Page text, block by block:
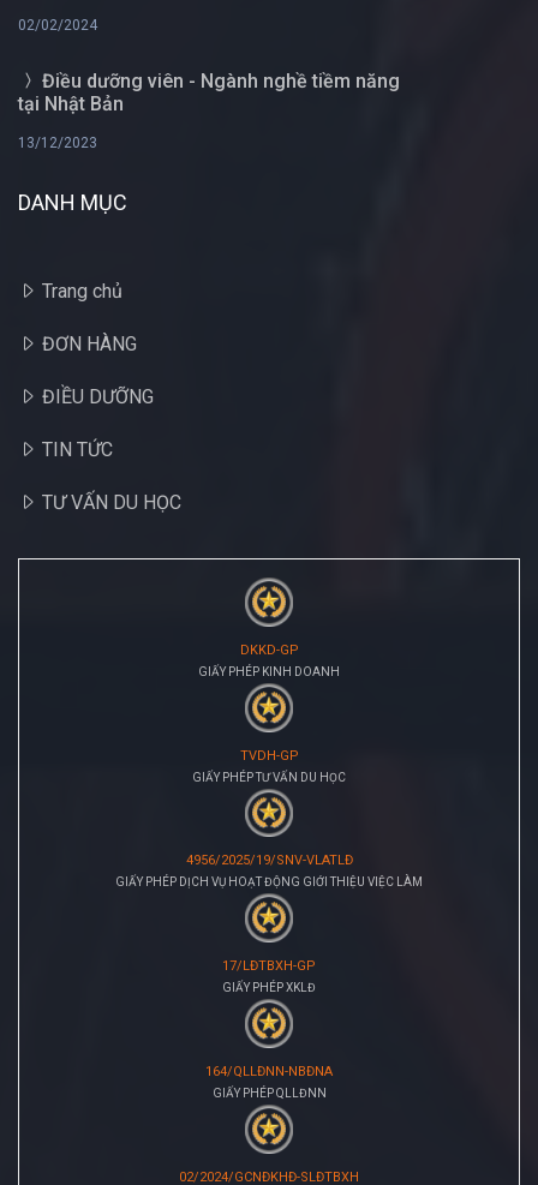
02/02/2024
Điều dưỡng viên - Ngành nghề tiềm năng
tại Nhật Bản
13/12/2023
DANH MỤC
Trang chủ
ĐƠN HÀNG
ĐIỀU DƯỠNG
TIN TỨC
TƯ VẤN DU HỌC
DKKD-GP
GIẤY PHÉP KINH DOANH
TVDH-GP
GIẤY PHÉP TƯ VẤN DU HỌC
4956/2025/19/SNV-VLATLĐ
GIẤY PHÉP DỊCH VỤ HOẠT ĐỘNG GIỚI THIỆU VIỆC LÀM
17/LĐTBXH-GP
GIẤY PHÉP XKLĐ
164/QLLĐNN-NBĐNA
GIẤY PHÉP QLLĐNN
02/2024/GCNĐKHĐ-SLĐTBXH